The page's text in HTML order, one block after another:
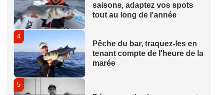
saisons, adaptez vos spots
tout au long de l'année
4
Pêche du bar, traquez-les en
tenant compte de l'heure de la
marée
5